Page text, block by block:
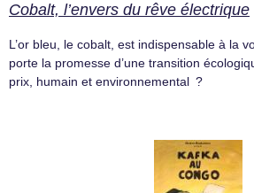
Cobalt, l’envers du rêve électrique
L’or bleu, le cobalt, est indispensable à la
porte la promesse d’une transition
prix, humain et environnemental ?